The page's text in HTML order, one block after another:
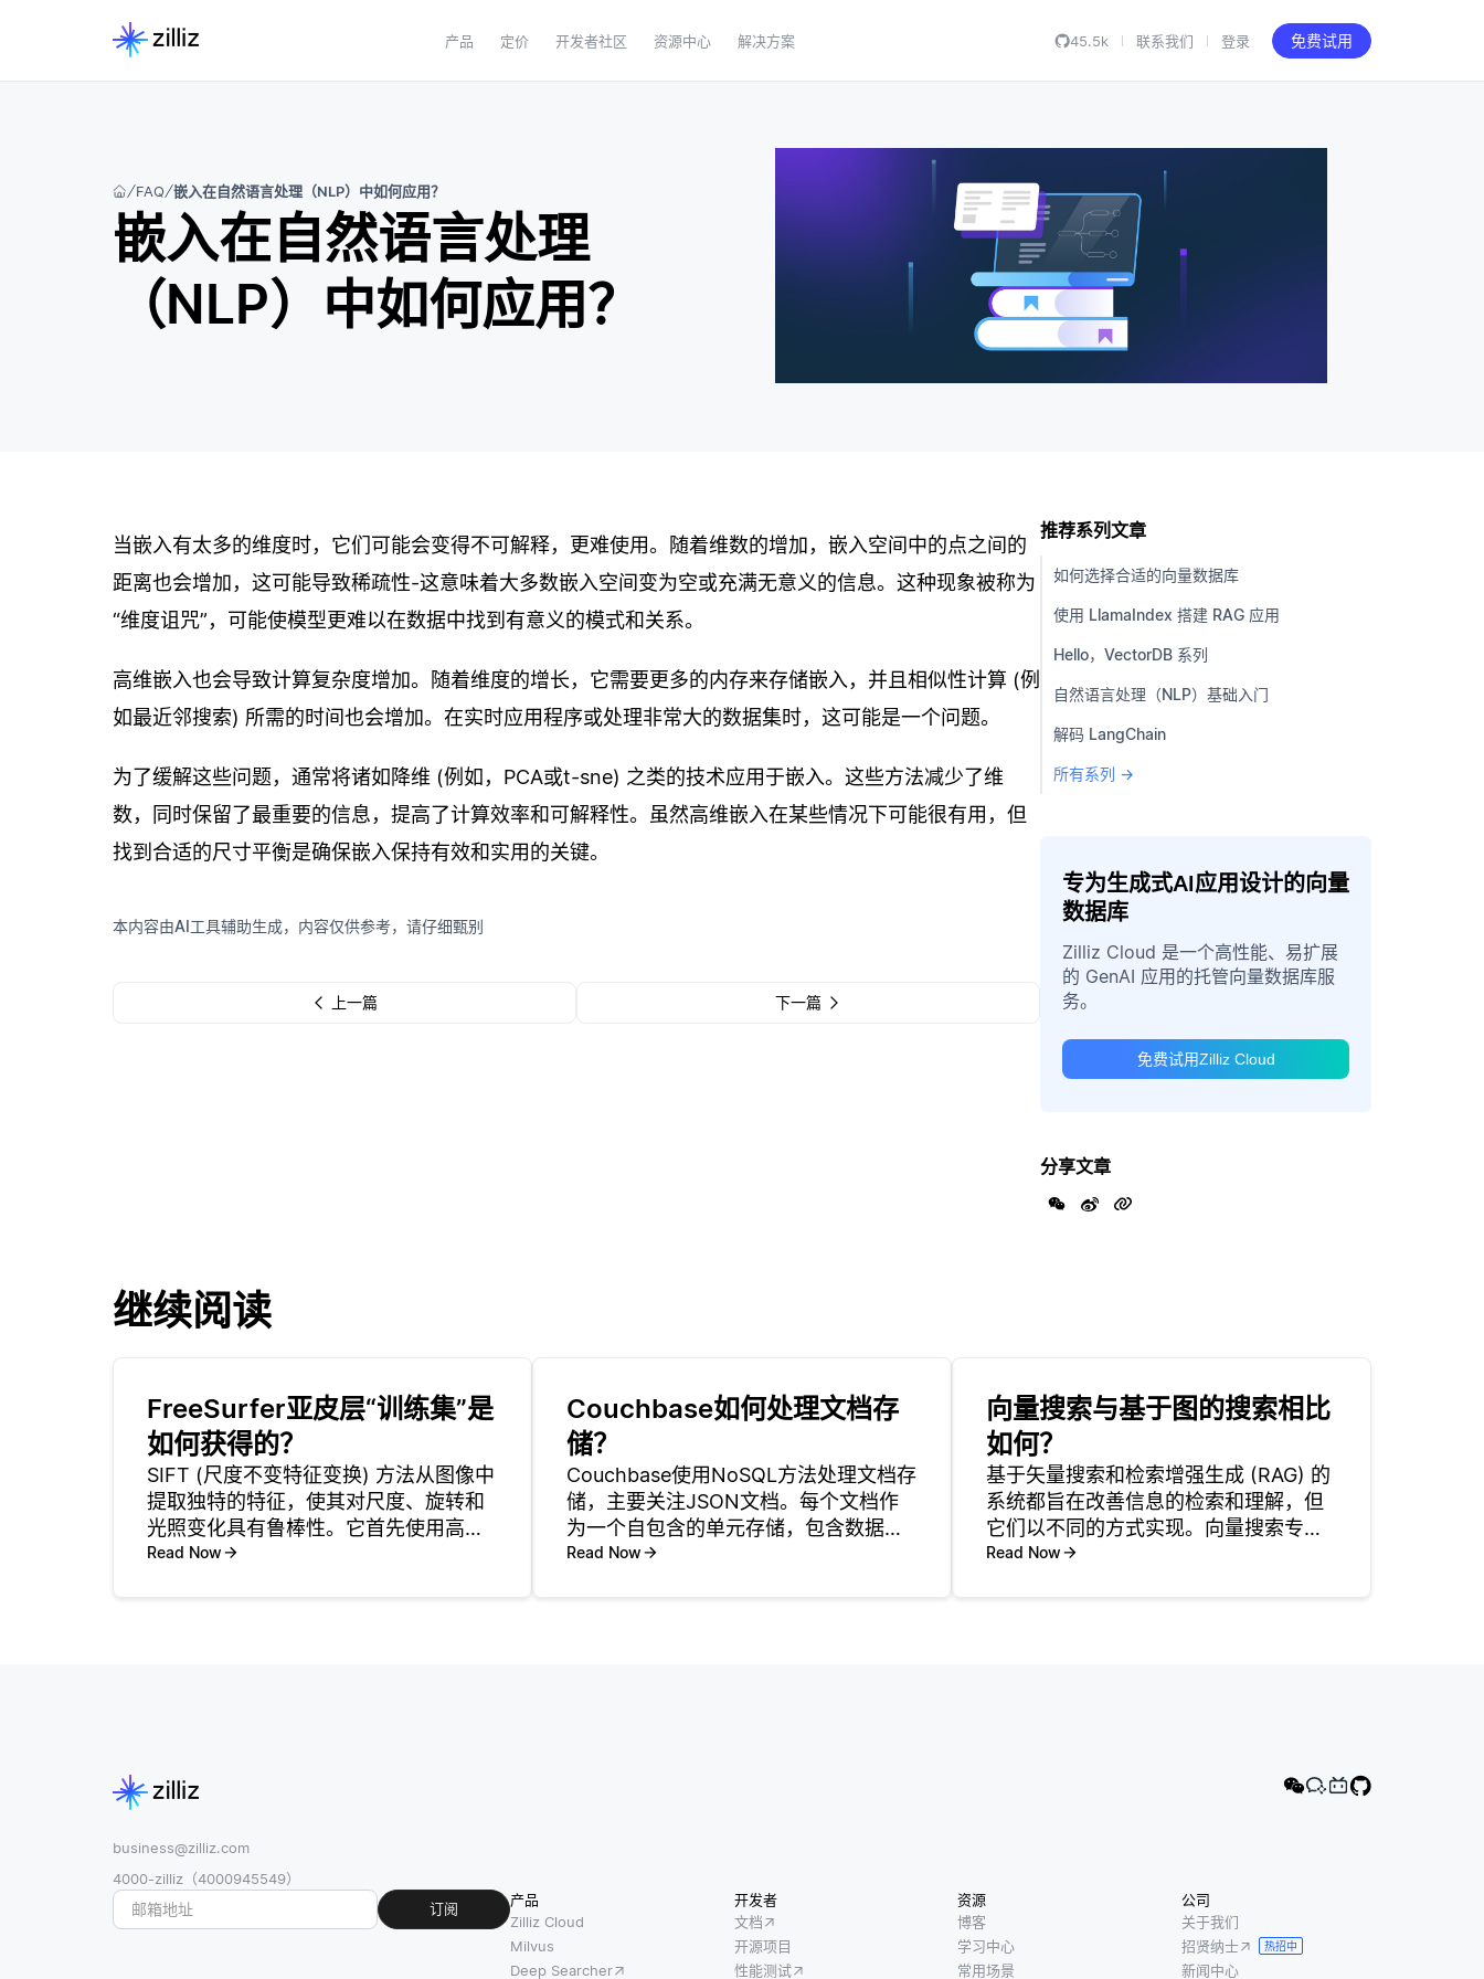
产品 定价 开发者社区 资源中心 解决方案 45.5k 联系我们 登录 免费试用
FAQ 嵌入在自然语言处理（NLP）中如何应用？
嵌入在自然语言处理
（NLP）中如何应用？
当嵌入有太多的维度时，它们可能会变得不可解释，更难使用。随着维数的增加，嵌入空间中的点之间的
距离也会增加，这可能导致稀疏性-这意味着大多数嵌入空间变为空或充满无意义的信息。这种现象被称为
“维度诅咒”，可能使模型更难以在数据中找到有意义的模式和关系。
高维嵌入也会导致计算复杂度增加。随着维度的增长，它需要更多的内存来存储嵌入，并且相似性计算 (例
如最近邻搜索) 所需的时间也会增加。在实时应用程序或处理非常大的数据集时，这可能是一个问题。
为了缓解这些问题，通常将诸如降维 (例如，PCA或t-sne) 之类的技术应用于嵌入。这些方法减少了维
数，同时保留了最重要的信息，提高了计算效率和可解释性。虽然高维嵌入在某些情况下可能很有用，但
找到合适的尺寸平衡是确保嵌入保持有效和实用的关键。
本内容由AI工具辅助生成，内容仅供参考，请仔细甄别
上一篇 下一篇
推荐系列文章
如何选择合适的向量数据库
使用 LlamaIndex 搭建 RAG 应用
Hello，VectorDB 系列
自然语言处理（NLP）基础入门
解码 LangChain
所有系列 →
专为生成式AI应用设计的向量
数据库
Zilliz Cloud 是一个高性能、易扩展
的 GenAI 应用的托管向量数据库服
务。
免费试用Zilliz Cloud
分享文章
继续阅读
FreeSurfer亚皮层“训练集”是
如何获得的？
SIFT (尺度不变特征变换) 方法从图像中
提取独特的特征，使其对尺度、旋转和
光照变化具有鲁棒性。它首先使用高斯
差分 (DoG) 方法检测关键点，以识别多
Read Now
Couchbase如何处理文档存
储？
Couchbase使用NoSQL方法处理文档存
储，主要关注JSON文档。每个文档作
为一个自包含的单元存储，包含数据和
结构，这意味着开发者可以轻松建模复
Read Now
向量搜索与基于图的搜索相比
如何？
基于矢量搜索和检索增强生成 (RAG) 的
系统都旨在改善信息的检索和理解，但
它们以不同的方式实现。向量搜索专注
于将数据表示为高维空间中的向量，从
Read Now
business@zilliz.com
4000-zilliz（4000945549）
订阅
产品
Zilliz Cloud
Milvus
Deep Searcher
开发者
文档
开源项目
性能测试
资源
博客
学习中心
常用场景
公司
关于我们
招贤纳士
热招中
新闻中心